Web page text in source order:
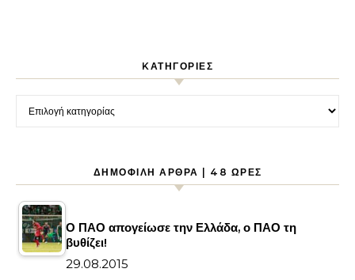
KΑΤΗΓΟΡΊΕΣ
Kατηγορίες
ΔΗΜΟΦΙΛΉ ΆΡΘΡΑ | 48 ΏΡΕΣ
Ο ΠΑΟ απογείωσε την Ελλάδα, ο ΠΑΟ τη
βυθίζει!
29.08.2015